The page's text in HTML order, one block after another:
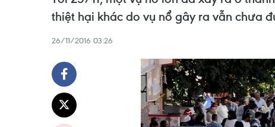
thiệt hại khác do vụ nổ gây ra vẫn chưa
26/11/2016 03:26